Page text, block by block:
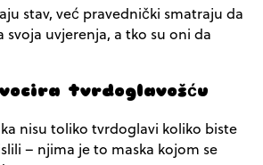
stav, već pravednički smatraju da
svoja uvjerenja, a tko su oni da
tvrdoglavošću
nisu toliko tvrdoglavi koliko biste
– njima je to maska kojom se